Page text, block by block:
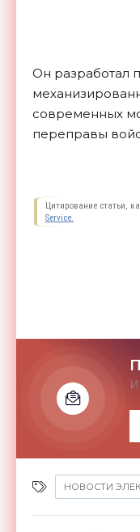
Он разработал
современных
переправы
Цитирование статьи,
Service.
НОВОСТИ